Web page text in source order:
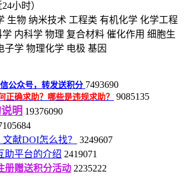
24小时）
生物 纳米技术 工程类 有机化学 化学工程
学 内科学 物理 复合材料 催化作用 细胞生
子学 物理化学 电极 基因
公众号，转发送积分 7493690
正确求助？哪些是违规求助？ 9085135
明 19376090
献DOI怎么找？
3249607
助平台的介绍 2419071
册赠送积分活动 2235222